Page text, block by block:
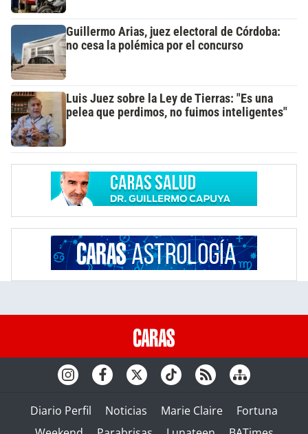
Guillermo Arias, juez electoral de Córdoba:
no cesa la polémica por el concurso
Luis Juez sobre la Ley de Tierras: "Es una
pelea que perdimos, no fuimos inteligentes"
Diario Perfil Noticias Marie Claire
Fortuna